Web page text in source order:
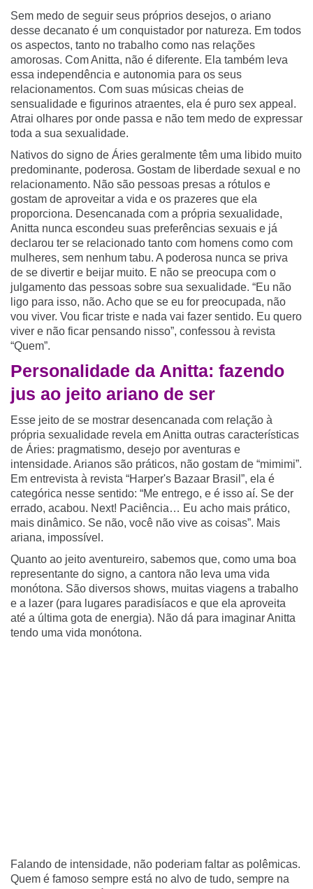
Sem medo de seguir seus próprios desejos, o ariano
desse decanato é um conquistador por natureza. Em todos
os aspectos, tanto no trabalho como nas relações
amorosas. Com Anitta, não é diferente. Ela também leva
essa independência e autonomia para os seus
relacionamentos. Com suas músicas cheias de
sensualidade e figurinos atraentes, ela é puro sex appeal.
Atrai olhares por onde passa e não tem medo de expressar
toda a sua sexualidade.
Nativos do signo de Áries geralmente têm uma libido muito
predominante, poderosa. Gostam de liberdade sexual e no
relacionamento. Não são pessoas presas a rótulos e
gostam de aproveitar a vida e os prazeres que ela
proporciona. Desencanada com a própria sexualidade,
Anitta nunca escondeu suas preferências sexuais e já
declarou ter se relacionado tanto com homens como com
mulheres, sem nenhum tabu. A poderosa nunca se priva
de se divertir e beijar muito. E não se preocupa com o
julgamento das pessoas sobre sua sexualidade. “Eu não
ligo para isso, não. Acho que se eu for preocupada, não
vou viver. Vou ficar triste e nada vai fazer sentido. Eu quero
viver e não ficar pensando nisso”, confessou à revista
“Quem”.
Personalidade da Anitta: fazendo
jus ao jeito ariano de ser
Esse jeito de se mostrar desencanada com relação à
própria sexualidade revela em Anitta outras características
de Áries: pragmatismo, desejo por aventuras e
intensidade. Arianos são práticos, não gostam de “mimimi”.
Em entrevista à revista “Harper's Bazaar Brasil”, ela é
categórica nesse sentido: “Me entrego, e é isso aí. Se der
errado, acabou. Next! Paciência… Eu acho mais prático,
mais dinâmico. Se não, você não vive as coisas”. Mais
ariana, impossível.
Quanto ao jeito aventureiro, sabemos que, como uma boa
representante do signo, a cantora não leva uma vida
monótona. São diversos shows, muitas viagens a trabalho
e a lazer (para lugares paradisíacos e que ela aproveita
até a última gota de energia). Não dá para imaginar Anitta
tendo uma vida monótona.
Falando de intensidade, não poderiam faltar as polêmicas.
Quem é famoso sempre está no alvo de tudo, sempre na